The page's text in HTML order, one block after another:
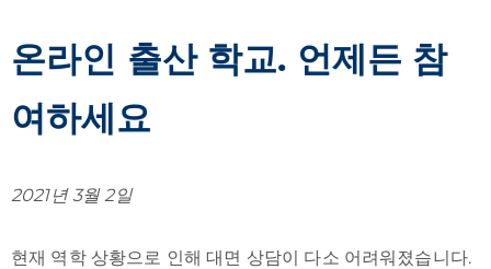
온라인 출산 학교. 언제든 참
여하세요
2021년 3월 2일
현재 역학 상황으로 인해 대면 상담이 다소 어려워졌습니다.